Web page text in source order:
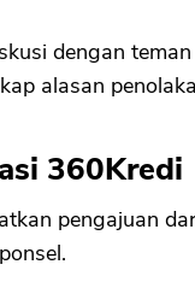
dengan
alasan
360Kredi
pengajuan